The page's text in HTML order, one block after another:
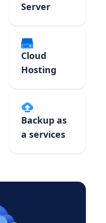
Server
Cloud
Hosting
Backup as
a services